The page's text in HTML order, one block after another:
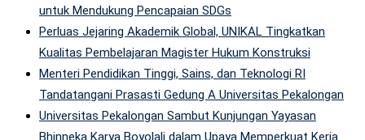
untuk Mendukung Pencapaian SDGs
Perluas Jejaring Akademik Global, UNIKAL Tingkatkan
Kualitas Pembelajaran Magister Hukum Konstruksi
Menteri Pendidikan Tinggi, Sains, dan Teknologi RI
Tandatangani Prasasti Gedung A Universitas Pekalongan
Universitas Pekalongan Sambut Kunjungan Yayasan
Bhinneka Karya Boyolali dalam Upaya Memperkuat Kerja